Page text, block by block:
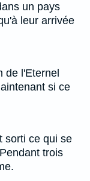
un pays
leur arrivée
de l'Eternel
si ce
sorti ce qui se
trois